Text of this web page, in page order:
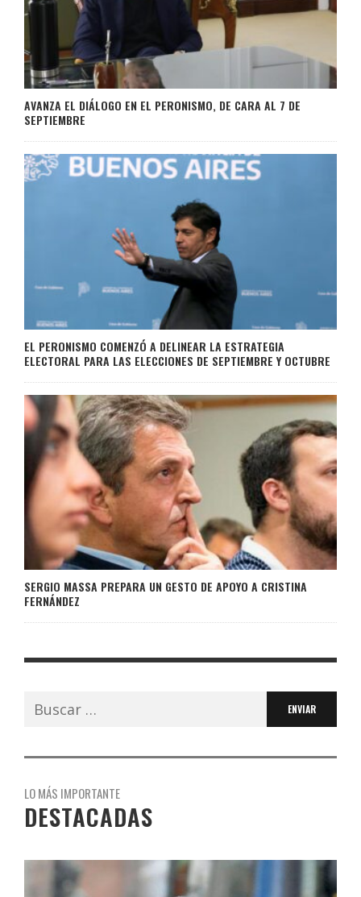
AVANZA EL DIÁLOGO EN EL PERONISMO, DE CARA AL 7 DE
SEPTIEMBRE
EL PERONISMO COMENZÓ A DELINEAR LA ESTRATEGIA
ELECTORAL PARA LAS ELECCIONES DE SEPTIEMBRE Y OCTUBRE
SERGIO MASSA PREPARA UN GESTO DE APOYO A CRISTINA
FERNÁNDEZ
Buscar:
LO MÁS IMPORTANTE
DESTACADAS